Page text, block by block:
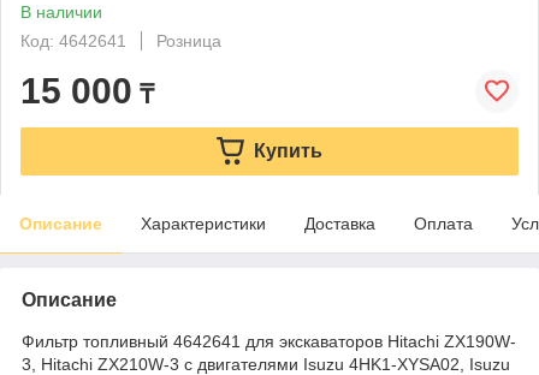
В наличии
Код: 4642641
Розница
15 000 ₸
Купить
Описание Характеристики Доставка Оплата
Описание
Фильтр топливный 4642641 для экскаваторов Hitachi ZX190W-
3, Hitachi ZX210W-3 с двигателями Isuzu 4HK1-XYSA02, Isuzu